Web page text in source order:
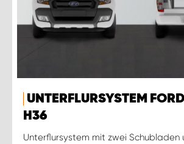
UNTERFLURSYSTEM
H36
Unterflursystem mit zwei Schubladen